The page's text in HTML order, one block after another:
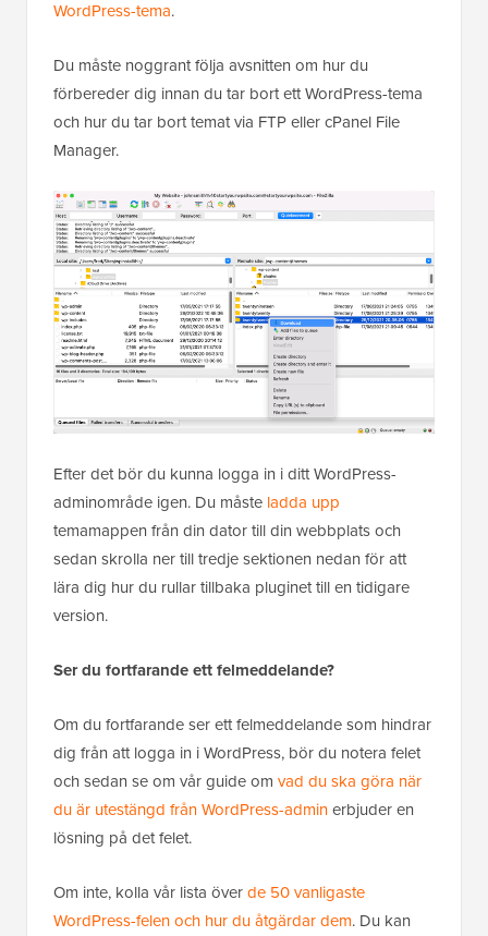
WordPress-tema.
Du måste noggrant följa avsnitten om hur du
förbereder dig innan du tar bort ett WordPress-tema
och hur du tar bort temat via FTP eller cPanel File
Manager.
Efter det bör du kunna logga in i ditt WordPress-
adminområde igen. Du måste ladda upp
temamappen från din dator till din webbplats och
sedan skrolla ner till tredje sektionen nedan för att
lära dig hur du rullar tillbaka pluginet till en tidigare
version.
Ser du fortfarande ett felmeddelande?
Om du fortfarande ser ett felmeddelande som hindrar
dig från att logga in i WordPress, bör du notera felet
och sedan se om vår guide om vad du ska göra när
du är utestängd från WordPress-adminerbjuder en
lösning på det felet.
Om inte, kolla vår lista överde 50 vanligaste
WordPress-felen och hur du åtgärdar dem. Du kan